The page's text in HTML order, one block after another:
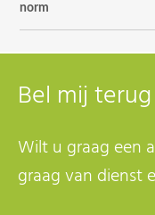
norm
Bel mij terug
Wilt u graag een
graag van dienst